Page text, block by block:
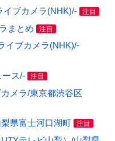
イブカメラ(NHK)/- 注目
まとめ 注目
イブカメラ(NHK)/-
ース/- 注目
メラ/東京都渋谷区
県富士河口湖町 注目